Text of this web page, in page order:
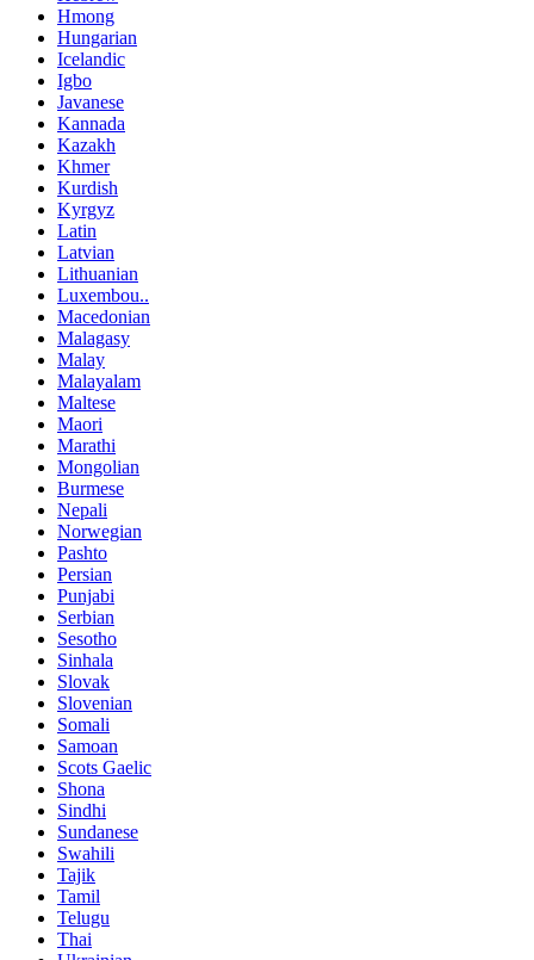
Hmong
Hungarian
Icelandic
Igbo
Javanese
Kannada
Kazakh
Khmer
Kurdish
Kyrgyz
Latin
Latvian
Lithuanian
Luxembou..
Macedonian
Malagasy
Malay
Malayalam
Maltese
Maori
Marathi
Mongolian
Burmese
Nepali
Norwegian
Pashto
Persian
Punjabi
Serbian
Sesotho
Sinhala
Slovak
Slovenian
Somali
Samoan
Scots Gaelic
Shona
Sindhi
Sundanese
Swahili
Tajik
Tamil
Telugu
Thai